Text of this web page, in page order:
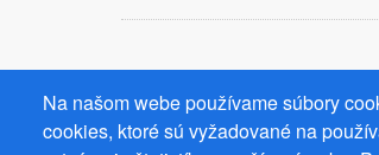
Na našom webe používame súbory
cookies, ktoré sú vyžadované na